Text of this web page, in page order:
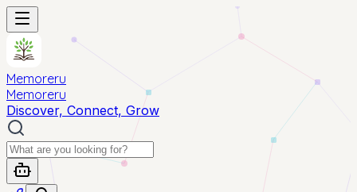
Memoreru
Memoreru
Discover, Connect, Grow